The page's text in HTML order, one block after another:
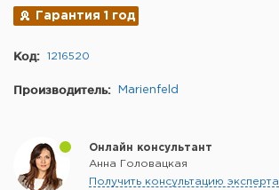
Гарантия 1 год
Код: 1216520
Производитель: Marienfeld
Онлайн консультант
Анна Головацкая
Получить консультацию эксперта